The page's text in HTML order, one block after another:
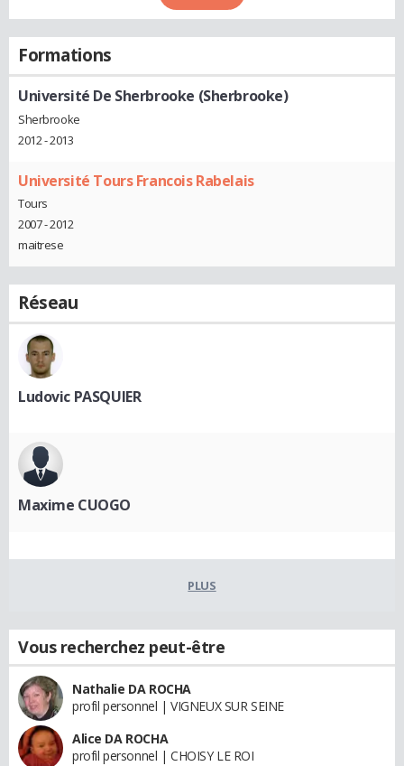
Formations
Université De Sherbrooke (Sherbrooke)
Sherbrooke
2012 - 2013
Université Tours Francois Rabelais
Tours
2007 - 2012
maitrese
Réseau
Ludovic PASQUIER
Maxime CUOGO
PLUS
Vous recherchez peut-être
Nathalie DA ROCHA
profil personnel | VIGNEUX SUR SEINE
Alice DA ROCHA
profil personnel | CHOISY LE ROI